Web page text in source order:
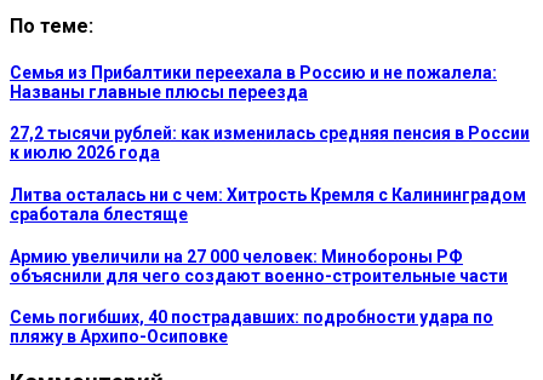
По теме:
Семья из Прибалтики переехала в Россию и не пожалела:
Названы главные плюсы переезда
27,2 тысячи рублей: как изменилась средняя пенсия в России
к июлю 2026 года
Литва осталась ни с чем: Хитрость Кремля с Калининградом
сработала блестяще
Армию увеличили на 27 000 человек: Минобороны РФ
объяснили для чего создают военно-строительные части
Семь погибших, 40 пострадавших: подробности удара по
пляжу в Архипо-Осиповке